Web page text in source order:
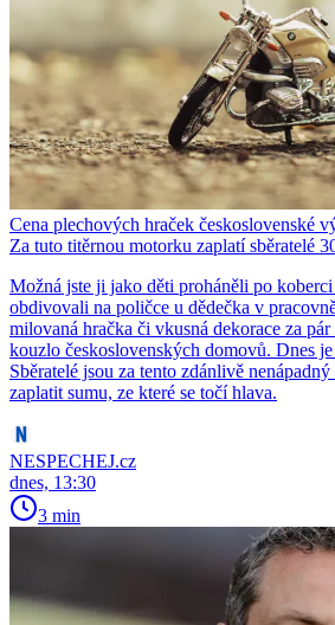
Cena plechových hraček československé
Za tuto titěrnou motorku zaplatí sběratelé
Možná jste ji jako děti proháněli po
obdivovali na poličce u dědečka v
milovaná hračka či vkusná dekorace za
kouzlo československých domovů. Dnes
Sběratelé jsou za tento zdánlivě
zaplatit sumu, ze které se točí hlava.
NESPECHEJ.cz
dnes, 13:30
3 min